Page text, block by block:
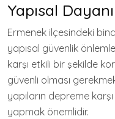
Yapısal
Ermenek ilçesindeki
yapısal güvenlik
karşı etkili bir şekilde
güvenli olması
yapıların depreme
yapmak önemlidir.